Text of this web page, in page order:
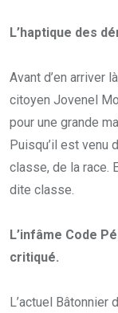
L’haptique des
Avant d’en arriver
citoyen Jovenel
pour une grande
Puisqu’il est venu
classe, de la race.
dite classe.
L’infâme Code
critiqué.
L’actuel Bâtonnier